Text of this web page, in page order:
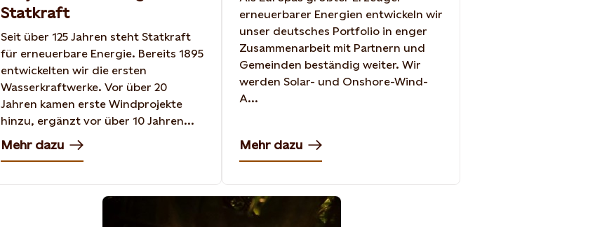
Statkraft
Seit über 125 Jahren steht Statkraft
für erneuerbare Energie. Bereits 1895
entwickelten wir die ersten
Wasserkraftwerke. Vor über 20
Jahren kamen erste Windprojekte
hinzu, ergänzt vor über 10 Jahren...
Mehr dazu
erneuerbarer Energien entwickeln wir
unser deutsches Portfolio in enger
Zusammenarbeit mit Partnern und
Gemeinden beständig weiter. Wir
werden Solar- und Onshore-Wind-
A...
Mehr dazu